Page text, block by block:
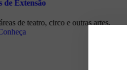
de Extensão
de teatro, circo e outras artes.